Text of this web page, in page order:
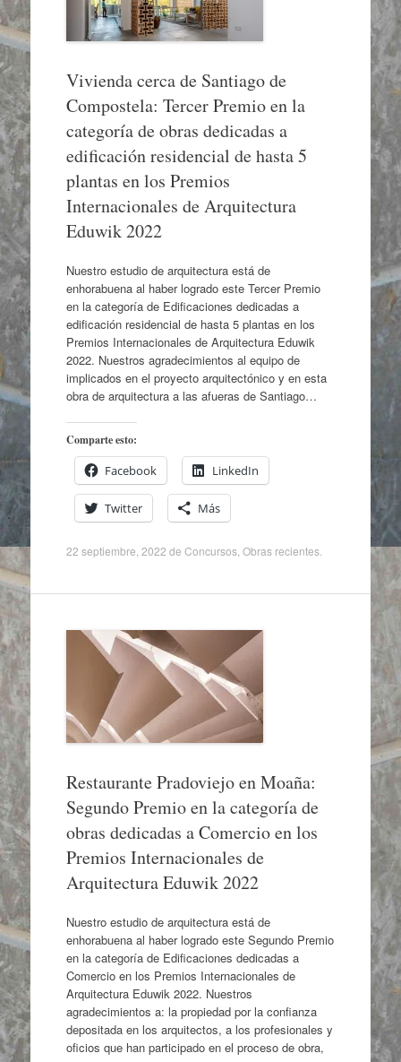
Vivienda cerca de Santiago de
Compostela: Tercer Premio en la
categoría de obras dedicadas a
edificación residencial de hasta 5
plantas en los Premios
Internacionales de Arquitectura
Eduwik 2022
Nuestro estudio de arquitectura está de
enhorabuena al haber logrado este Tercer Premio
en la categoría de Edificaciones dedicadas a
edificación residencial de hasta 5 plantas en los
Premios Internacionales de Arquitectura Eduwik
2022. Nuestros agradecimientos al equipo de
implicados en el proyecto arquitectónico y en esta
obra de arquitectura a las afueras de Santiago…
Comparte esto:
Facebook LinkedIn
Twitter Más
22 septiembre, 2022 de Concursos, Obras recientes.
Restaurante Pradoviejo en Moaña:
Segundo Premio en la categoría de
obras dedicadas a Comercio en los
Premios Internacionales de
Arquitectura Eduwik 2022
Nuestro estudio de arquitectura está de
enhorabuena al haber logrado este Segundo Premio
en la categoría de Edificaciones dedicadas a
Comercio en los Premios Internacionales de
Arquitectura Eduwik 2022. Nuestros
agradecimientos a: la propiedad por la confianza
depositada en los arquitectos, a los profesionales y
oficios que han participado en el proceso de obra,